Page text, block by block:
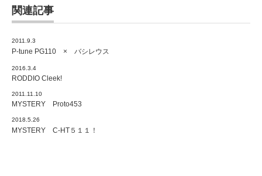
関連記事
2011.9.3
P-tune PG110 × バシレウス
2016.3.4
RODDIO Cleek!
2011.11.10
MYSTERY Proto453
2018.5.26
MYSTERY C-HT５１１！